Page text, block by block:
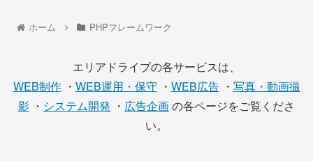
ホーム PHPフレームワーク
エリアドライブの各サービスは、
WEB制作・ WEB運用・保守 ・ WEB広告・ 写真・動画撮
影 ・ システム開発 ・ 広告企画の各ページをご覧くださ
い。